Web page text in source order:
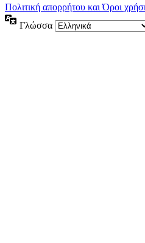
Πολιτική απορρήτου και Όροι
Γλώσσα